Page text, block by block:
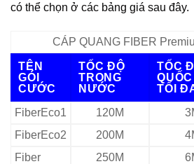
có thể chọn ở các bảng giá sau đây.
CÁP QUANG FIBER
TÊN
GÓI
CƯỚC
TỐC ĐỘ
TRONG
NƯỚC
TỐC
TỐI
FiberEco1
120M
FiberEco2
200M
Fiber
250M